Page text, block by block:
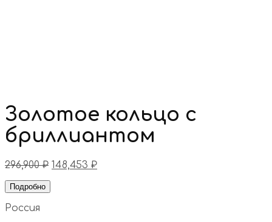
Золотое кольцо с
бриллиантом
296,900₽ 148,453 ₽
Подробно
Россия